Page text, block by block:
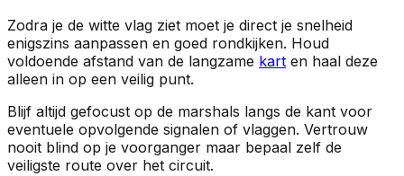
Zodra je de witte vlag ziet moet je direct je snelheid
enigszins aanpassen en goed rondkijken. Houd
voldoende afstand van de langzame kart en haal deze
alleen in op een veilig punt.
Blijf altijd gefocust op de marshals langs de kant voor
eventuele opvolgende signalen of vlaggen. Vertrouw
nooit blind op je voorganger maar bepaal zelf de
veiligste route over het circuit.